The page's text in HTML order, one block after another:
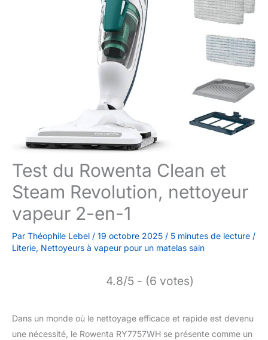
Test du Rowenta Clean et
Steam Revolution, nettoyeur
vapeur 2-en-1
Par Théophile Lebel / 19 octobre 2025 / 5 minutes de lecture /
Literie, Nettoyeurs à vapeur pour un matelas sain
4.8/5 - (6 votes)
Dans un monde où le nettoyage efficace et rapide est devenu
une nécessité, le Rowenta RY7757WH se présente comme un